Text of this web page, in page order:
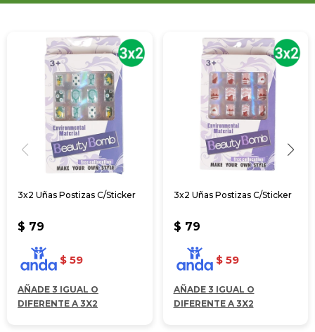
3x2 Uñas Postizas C/Sticker
$ 79
$ 59
AÑADE 3 IGUAL O
DIFERENTE A 3X2
3x2 Uñas Postizas C/Sticker
$ 79
$ 59
AÑADE 3 IGUAL O
DIFERENTE A 3X2